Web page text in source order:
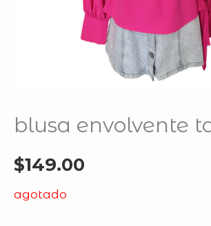
blusa envolvente
$149.00
agotado